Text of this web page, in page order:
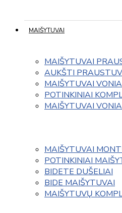
MAIŠYTUVAI
MAIŠYTUVAI
AUKŠTI
MAIŠYTUVAI
POTINKINIAI
MAIŠYTUVAI
MAIŠYTUVAI
POTINKINIAI
BIDETE DUŠELIAI
BIDE MAIŠYTUVAI
MAIŠYTUVŲ